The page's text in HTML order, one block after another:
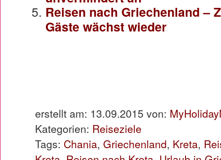
Reisen nach Griechenland –
Gäste wächst wieder
erstellt am: 13.09.2015 von:
Kategorien: Reiseziele
Tags: Chania, Griechenland, Kreta,